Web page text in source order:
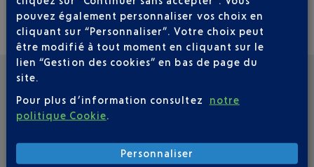
d’Entrée/Sortie (EES) ?
pouvez également personnaliser vos choix en
cliquant sur “Personnaliser”. Votre choix peut
être modifié à tout moment en cliquant sur le
lien “Gestion des cookies” en bas de page du
site.
Pour plus d’information consultez
notre
politique Cookie
Personnaliser